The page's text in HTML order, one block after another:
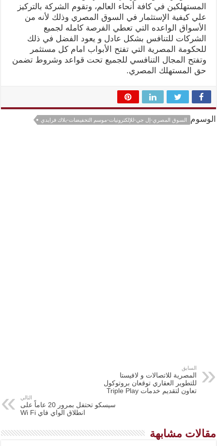
المستهلكين في كافة أنحاء العالم، وتقوم الشركة بالتركيز
علي كيفية الإستثمار في السوق المصري وذلك لأنه من
الأسواق الواعده التي تعطي الفرصة كامله لجميع
الشركات للتنافس بشكل عادل و يعود الفضل في ذلك
للحكومة المصرية التي تفتح الأبواب امام كل مستثمر
وتفتح المجال التنافسي للجميع تحت قواعد وشروط تضمن
حق المستهلك المصري.
الوسوم السوق المصري-إل جي-للإلكترونيات-موسم التخفيضات-بلاك فرايدي
السابق
المصرية للاتصالات و لافيستا
للتطوير العقاري توقعان بروتوكول
تعاون لتقديم خدمات Triple Play
التالي
سيسكو تحتفل بمرور 20 عاماً على
انطلاق الواي فاي Wi Fi
مقالات مشابهة